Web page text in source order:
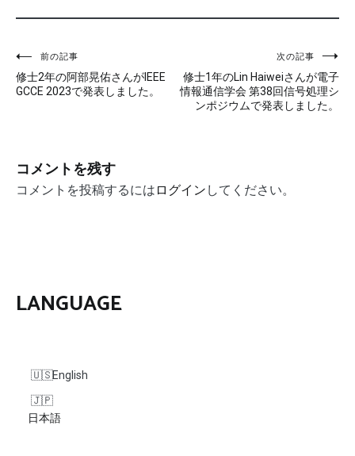
投
稿
ゲ
ー
ン
前の記事
修士2年の阿部晃佑さんがIEEE
GCCE 2023で発表しました。
次の記事
修士1年のLin Haiweiさんが電子
情報通信学会 第38回信号処理シ
ンポジウムで発表しました。
コメントを残す
コメントを投稿するには ログイン してください。
LANGUAGE
English
日本語